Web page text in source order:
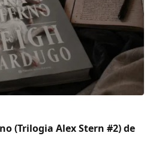
(Trilogia Alex Stern #2) de